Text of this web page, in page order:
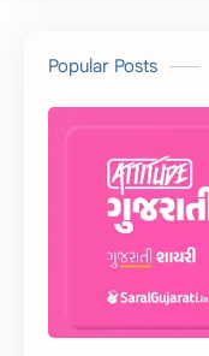
10 વાક્યો
સુવિચાર
અહેવાલ લેખન
ધોરણ 5
Popular Posts